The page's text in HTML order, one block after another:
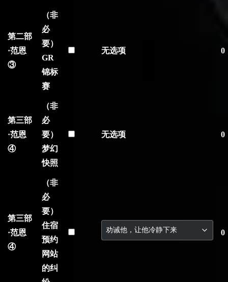
第二部
·范恩
③
（非
必
要）
GR
锦标
赛
无选项 0
第三部
·范恩
④
（非
必
要）
梦幻
快照
无选项 0
第三部
·范恩
④
（非
必
要）
住宿
预约
网站
的纠
0